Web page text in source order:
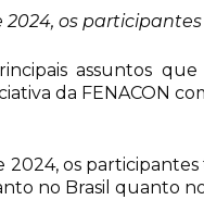
2024, os
assuntos
da FENACON
2024, os
no Brasil quanto